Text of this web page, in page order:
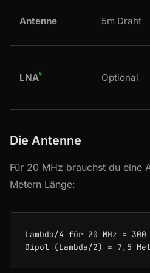
Antenne 5m Draht
LNA⁵ Optional
Die Antenne
Für 20 MHz brauchst du eine
Metern Länge:
Lambda/4 für 20 MHz =